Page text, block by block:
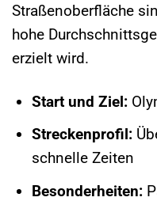
Straßenoberfläche
hohe
erzielt wird.
Start und Ziel:
Streckenprofil:
schnelle Zeiten
Besonderheiten: